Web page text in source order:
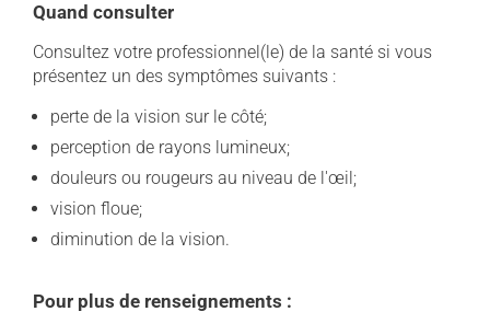
Quand consulter
Consultez votre professionnel(le) de la santé si vous
présentez un des symptômes suivants :
perte de la vision sur le côté;
perception de rayons lumineux;
douleurs ou rougeurs au niveau de l'œil;
vision floue;
diminution de la vision.
Pour plus de renseignements :